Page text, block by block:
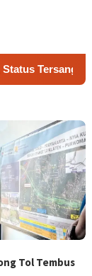
Gugur
Tol Tembus